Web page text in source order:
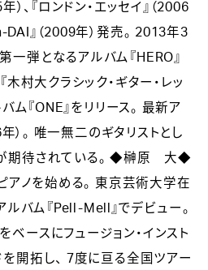
）、『ロンドン・エッセイ』（2006
DAI』（2009年）発売。 2013年3
一弾となるアルバム『HERO』
村大クラシック・ギター・レッ
ム『ONE』をリリース。 最新ア
）。 唯一無二のギタリストとし
が期待されている。 ◆榊原 大◆
アノを始める。 東京芸術大学在
バム『Pell-Mell』でデビュー。
ースにフュージョン・インスト
を開拓し、 7度に亘る全国ツアー